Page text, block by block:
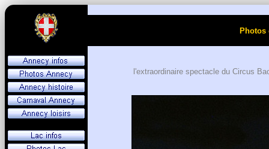
l'extraordinaire spectacle du Circus